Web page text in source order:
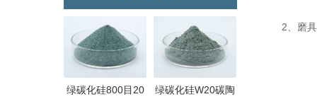
绿碳化硅800目20 绿碳化硅W20碳陶
2、磨具